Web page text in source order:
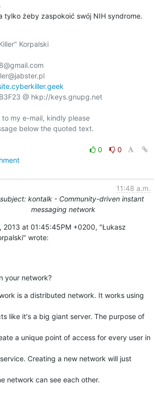
tylko żeby zaspokoić swój NIH syndrome.
Korpalski
@ hkp://keys.gnupg.net
my e-mail, kindly please
below the quoted text.
0
0
11:48 a.m.
kontalk - Community-driven instant
messaging network
2013 at 01:45:45PM +0200, "Łukasz
wrote:
your network?
is a distributed network. It works using
like it's a big giant server. The purpose of
a unique point of access for every user in
Creating a new network will just
network can see each other.